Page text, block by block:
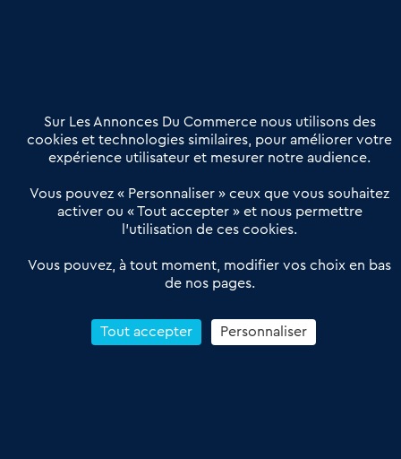
Offres Pro
Actualités
Qui sommes nous ?
Derniers articles
Réseau 3C : un partenaire national dédié aux transactions
Petitscommerces : Un partenariat au service du commerce de
proximité et des territoires
Reprendre un Restaurant Rapide
Sur Les Annonces Du Commerce nous utilisons des
cookies et technologies similaires, pour améliorer votre
expérience utilisateur et mesurer notre audience.
Vous pouvez « Personnaliser » ceux que vous souhaitez
activer ou « Tout accepter » et nous permettre
l’utilisation de ces cookies.
Vous pouvez, à tout moment, modifier vos choix en bas
de nos pages.
Tout accepter Personnaliser